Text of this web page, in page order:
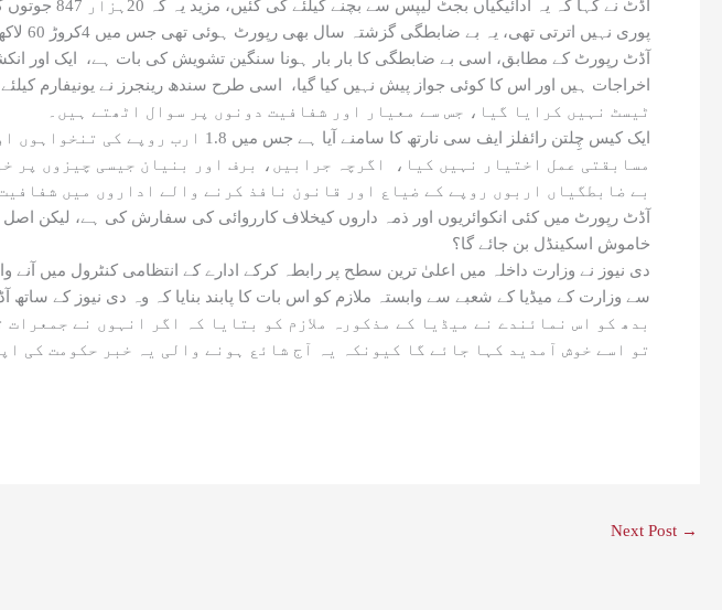
پوری نہیں اترتی تھی، یہ بے ضابطگی گزشتہ سال بھی رپورٹ ہوئی تھی جس میں 4کروڑ 60 لاکھ روپے کا ذکر تھا۔
ٹیسٹ نہیں کرایا گیا، جس سے معیار اور شفافیت دونوں پر سوال اٹھتے ہیں۔
ایک کیس چِلتن رائفلز ایف سی نارتھ کا
مسابقتی عمل اختیار نہیں کیا، اگرچہ جرابیں، برف اور بنیان جیسی چیزوں پر
بے ضابطگیاں اربوں روپے کے ضیاع اور قانون نافذ کرنے والے اداروں میں
خاموش اسکینڈل بن جائے گا؟
سے وزارت کے میڈیا کے شعبے سے وابستہ ملازم کو اس بات کا پابند بنایا کہ وہ دی نیوز کے
بدھ کو اس نمائندے نے میڈیا کے مذکورہ ملازم کو بتایا کہ اگر انہوں نے
تو اسے خوش آمدید کہا جائے گا کیونکہ یہ آج شائع ہونے والی یہ خبر حکومت کی
Next Post →